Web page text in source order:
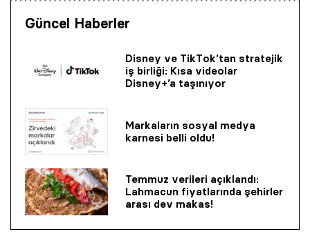
Güncel Haberler
Disney ve TikTok’tan stratejik
iş birliği: Kısa videolar
Disney+’a taşınıyor
Markaların sosyal medya
karnesi belli oldu!
Temmuz verileri açıklandı:
Lahmacun fiyatlarında şehirler
arası dev makas!